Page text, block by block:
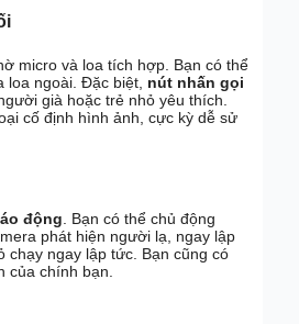
micro và loa tích hợp. Bạn có thể
loa ngoài. Đặc biệt, nút nhấn gọi
già hoặc trẻ nhỏ yêu thích.
cố định hình ảnh, cực kỳ dễ sử
động . Bạn có thể chủ động
phát hiện người lạ, ngay lập
chạy ngay lập tức. Bạn cũng có
của chính bạn.